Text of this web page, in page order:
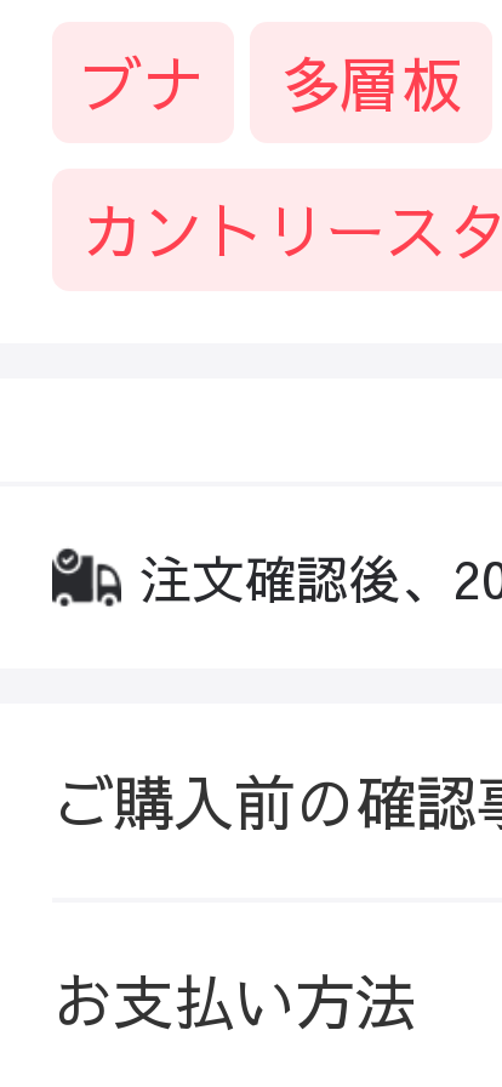
ブナ 多層板
カントリース
注文確認後、
ご購入前の確認
お支払い方法